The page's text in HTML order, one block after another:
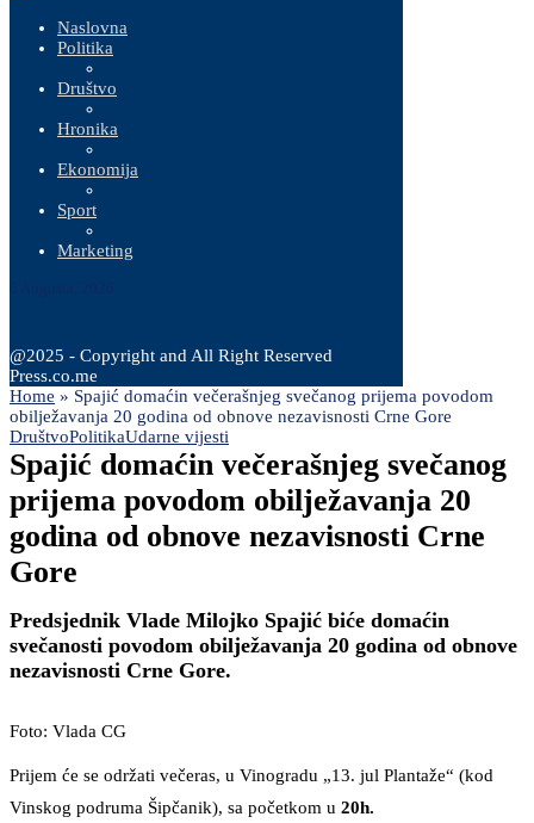
Naslovna
Politika
Društvo
Hronika
Ekonomija
Sport
Marketing
@2025 - Copyright and All Right Reserved
Press.co.me
Home » Spajić domaćin večerašnjeg svečanog prijema povodom
obilježavanja 20 godina od obnove nezavisnosti Crne Gore
DruštvoPolitikaUdarne vijesti
Spajić domaćin večerašnjeg svečanog
prijema povodom obilježavanja 20
godina od obnove nezavisnosti Crne
Gore
Predsjednik Vlade Milojko Spajić biće domaćin
svečanosti povodom obilježavanja 20 godina od obnove
nezavisnosti Crne Gore.
Foto: Vlada CG
Prijem će se održati večeras, u Vinogradu „13. jul Plantaže“ (kod
Vinskog podruma Šipčanik), sa početkom u 20h.